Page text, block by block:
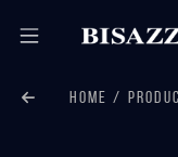
HOME